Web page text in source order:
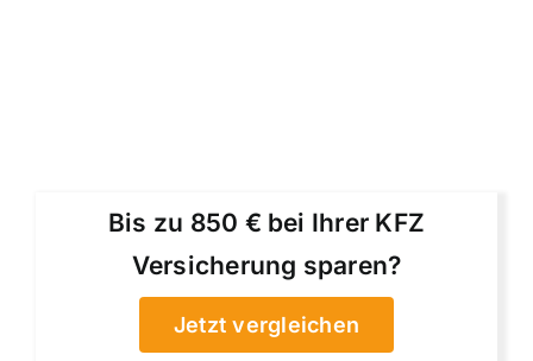
Bis zu 850 € bei Ihrer KFZ
Versicherung sparen?
Jetzt vergleichen